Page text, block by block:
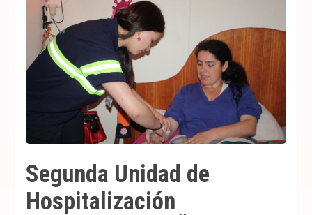
Segunda Unidad de
Hospitalización